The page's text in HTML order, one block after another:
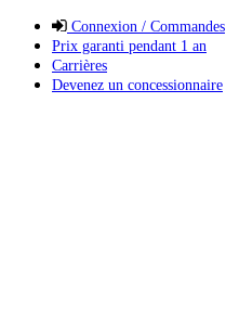
Connexion / Commandes
Prix garanti pendant 1 an
Carrières
Devenez un concessionnaire